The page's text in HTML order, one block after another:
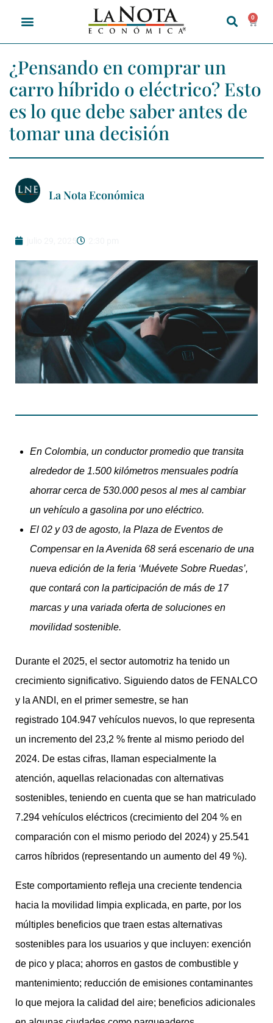
0
¿Pensando en comprar un
carro híbrido o eléctrico? Esto
es lo que debe saber antes de
tomar una decisión
La Nota Económica
En Colombia, un conductor promedio que transita
alrededor de 1.500 kilómetros mensuales podría
ahorrar cerca de 530.000 pesos al mes al cambiar
un vehículo a gasolina por uno eléctrico.
El 02 y 03 de agosto, la Plaza de Eventos de
Compensar en la Avenida 68 será escenario de una
nueva edición de la feria ‘Muévete Sobre Ruedas’,
que contará con la participación de más de 17
marcas y una variada oferta de soluciones en
movilidad sostenible.
Durante el 2025, el sector automotriz ha tenido un
crecimiento significativo. Siguiendo datos de FENALCO
y la ANDI, en el primer semestre, se han
registrado 104.947 vehículos nuevos, lo que representa
un incremento del 23,2 % frente al mismo periodo del
2024. De estas cifras, llaman especialmente la
atención, aquellas relacionadas con alternativas
sostenibles, teniendo en cuenta que se han matriculado
7.294 vehículos eléctricos (crecimiento del 204 % en
comparación con el mismo periodo del 2024) y 25.541
carros híbridos (representando un aumento del 49 %).
Este comportamiento refleja una creciente tendencia
hacia la movilidad limpia explicada, en parte, por los
múltiples beneficios que traen estas alternativas
sostenibles para los usuarios y que incluyen: exención
de pico y placa; ahorros en gastos de combustible y
mantenimiento; reducción de emisiones contaminantes
lo que mejora la calidad del aire; beneficios adicionales